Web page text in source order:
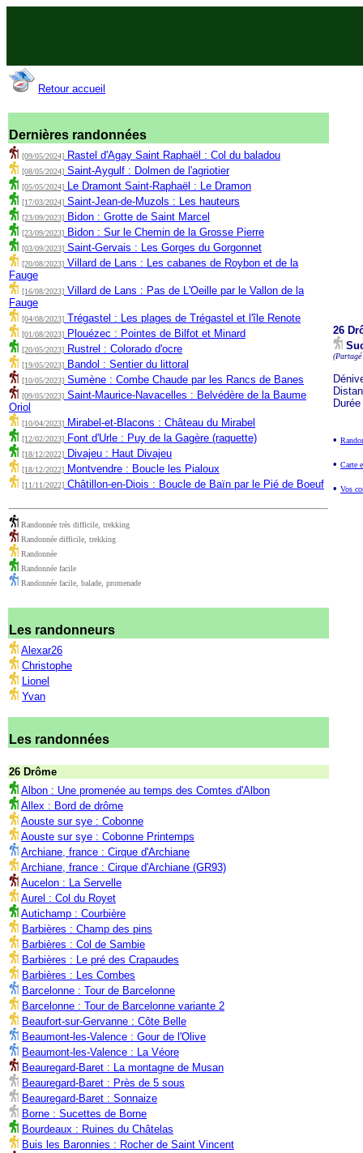
Retour accueil
Dernières randonnées
[09/05/2024] Rastel d'Agay Saint Raphaël : Col du baladou
[08/05/2024] Saint-Aygulf : Dolmen de l'agriotier
[05/05/2024] Le Dramont Saint-Raphaël : Le Dramon
[17/03/2024] Saint-Jean-de-Muzols : Les hauteurs
[23/09/2023] Bidon : Grotte de Saint Marcel
[23/09/2023] Bidon : Sur le Chemin de la Grosse Pierre
[03/09/2023] Saint-Gervais : Les Gorges du Gorgonnet
[20/08/2023] Villard de Lans : Les cabanes de Roybon et de la
Fauge
[16/08/2023] Villard de Lans : Pas de L'Oeille par le Vallon de la
Fauge
[04/08/2023] Trégastel : Les plages de Trégastel et l'île Renote
[01/08/2023] Plouézec : Pointes de Bilfot et Minard
[20/05/2023] Rustrel : Colorado d'ocre
[19/05/2023] Bandol : Sentier du littoral
[10/05/2023] Sumène : Combe Chaude par les Rancs de Banes
[09/05/2023] Saint-Maurice-Navacelles : Belvédère de la Baume
Oriol
[10/04/2023] Mirabel-et-Blacons : Château du Mirabel
[12/02/2023] Font d'Urle : Puy de la Gagère (raquette)
[18/12/2022] Divajeu : Haut Divajeu
[18/12/2022] Montvendre : Boucle les Pialoux
[11/11/2022] Châtillon-en-Diois : Boucle de Baïn par le Pié de Boeuf
Randonnée très difficile, trekking
Randonnée difficile, trekking
Randonnée
Randonnée facile
Randonnée facile, balade, promenade
Les randonneurs
Alexar26
Christophe
Lionel
Yvan
Les randonnées
26 Drôme
Albon : Une promenée au temps des Comtes d'Albon
Allex : Bord de drôme
Aouste sur sye : Cobonne
Aouste sur sye : Cobonne Printemps
Archiane, france : Cirque d'Archiane
Archiane, france : Cirque d'Archiane (GR93)
Aucelon : La Servelle
Aurel : Col du Royet
Autichamp : Courbière
Barbières : Champ des pins
Barbières : Col de Sambie
Barbières : Le pré des Crapaudes
Barbières : Les Combes
Barcelonne : Tour de Barcelonne
Barcelonne : Tour de Barcelonne variante 2
Beaufort-sur-Gervanne : Côte Belle
Beaumont-les-Valence : Gour de l'Olive
Beaumont-les-Valence : La Véore
Beauregard-Baret : La montagne de Musan
Beauregard-Baret : Près de 5 sous
Beauregard-Baret : Sonnaize
Borne : Sucettes de Borne
Bourdeaux : Ruines du Châtelas
Buis les Baronnies : Rocher de Saint Vincent
26
•
• Carte
• Vos